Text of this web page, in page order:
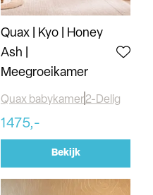
Quax | Kyo | Honey
Ash |
Meegroeikamer
Quax babykamer2-Delig
1475,-
Bekijk